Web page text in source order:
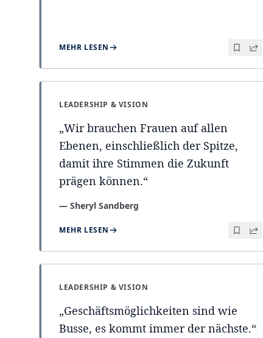
MEHR LESEN
LEADERSHIP & VISION
„Wir brauchen Frauen auf allen
Ebenen, einschließlich der Spitze,
damit ihre Stimmen die Zukunft
prägen können.“
— Sheryl Sandberg
MEHR LESEN
LEADERSHIP & VISION
„Geschäftsmöglichkeiten sind wie
Busse, es kommt immer der nächste.“